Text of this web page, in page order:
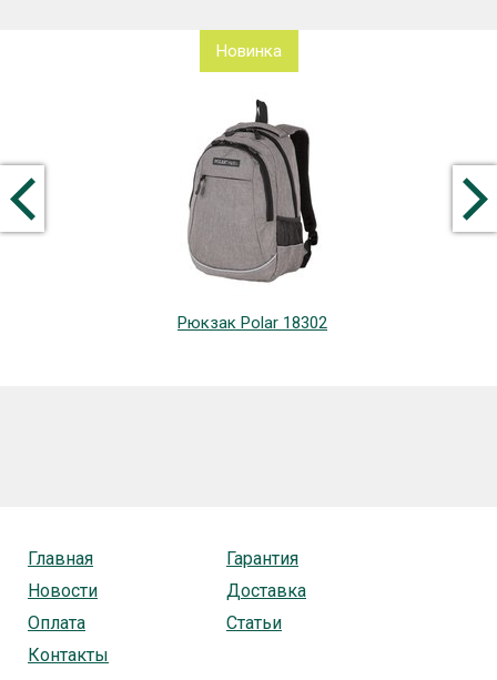
Новинка
Рюкзак Polar 18302
Главная
Гарантия
Новости
Доставка
Оплата
Статьи
Контакты